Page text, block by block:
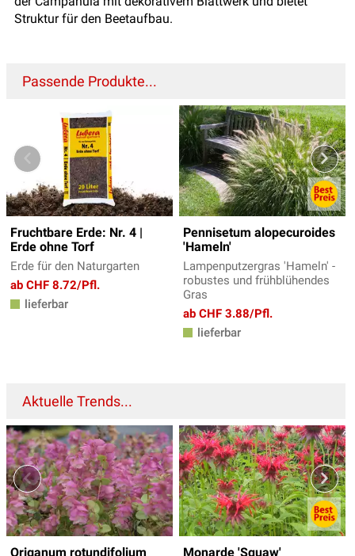
Struktur für den Beetaufbau.
Passende Produkte...
Fruchtbare Erde: Nr. 4 |
Erde ohne Torf
Erde für den Naturgarten
ab CHF 8.72/Pfl.
lieferbar
Pennisetum alopecuroides
'Hameln'
Lampenputzergras 'Hameln' -
robustes und frühblühendes
Gras
ab CHF 3.88/Pfl.
lieferbar
Aktuelle Trends...
Origanum rotundifolium
Monarde 'Squaw'